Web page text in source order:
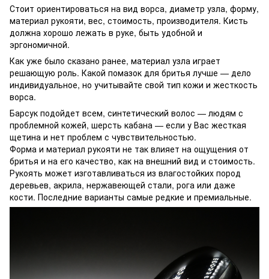
Стоит ориентироваться на вид ворса, диаметр узла, форму,
материал рукояти, вес, стоимость, производителя. Кисть
должна хорошо лежать в руке, быть удобной и
эргономичной.
Как уже было сказано ранее, материал узла играет
решающую роль. Какой помазок для бритья лучше — дело
индивидуальное, но учитывайте свой тип кожи и жесткость
ворса.
Барсук подойдет всем, синтетический волос — людям с
проблемной кожей, шерсть кабана — если у Вас жесткая
щетина и нет проблем с чувствительностью.
Форма и материал рукояти не так влияет на ощущения от
бритья и на его качество, как на внешний вид и стоимость.
Рукоять может изготавливаться из влагостойких пород
деревьев, акрила, нержавеющей стали, рога или даже
кости. Последние варианты самые редкие и премиальные.